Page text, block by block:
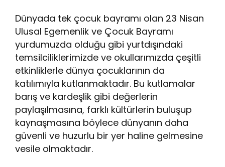
Dünyada tek çocuk bayramı olan 23 Nisan
Ulusal Egemenlik ve Çocuk Bayramı
yurdumuzda olduğu gibi yurtdışındaki
temsilciliklerimizde ve okullarımızda çeşitli
etkinliklerle dünya çocuklarının da
katılımıyla kutlanmaktadır. Bu kutlamalar
barış ve kardeşlik gibi değerlerin
paylaşılmasına, farklı kültürlerin buluşup
kaynaşmasına böylece dünyanın daha
güvenli ve huzurlu bir yer haline gelmesine
vesile olmaktadır.